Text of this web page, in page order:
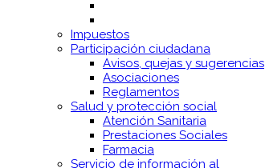
Impuestos
Participación ciudadana
Avisos, quejas y sugerencias
Asociaciones
Reglamentos
Salud y protección social
Atención Sanitaria
Prestaciones Sociales
Farmacia
Servicio de información al